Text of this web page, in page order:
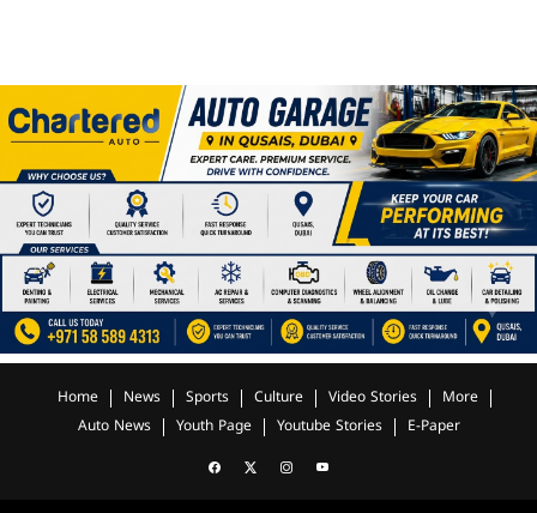
Home News Sports Culture Video Stories
More
Auto News
Youth Page Youtube Stories E-Paper